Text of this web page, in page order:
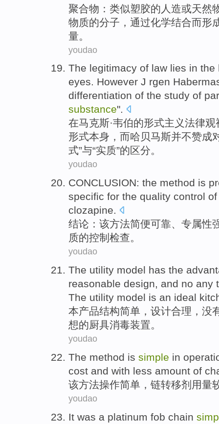
聚合物 ：类似塑胶的 人造或天然
物质的分子 ， 通过化学结合而形
量 。
youdao
The legitimacy of law lies in the
eyes. However J rgen
differentiation of the study of
substance".
在马克斯·韦伯的形式主义法律观
形式本身 ， 而哈贝马斯并不赞成
式”与“实质”的区分。
youdao
CONCLUSION: the method is
specific for the quality control of
clozapine.
结论 ： 该方法简便可靠、专属性
质的控制 检查。
youdao
The utility model has the
reasonable design, and no any
The utility model is an ideal
本产品结构简单 ， 设计合理 ， 没
想的厨具消毒装置。
youdao
The method is simple in
cost and with less amount of
该方法操作简单 ， 链转移剂用量
youdao
It was a platinum fob chain